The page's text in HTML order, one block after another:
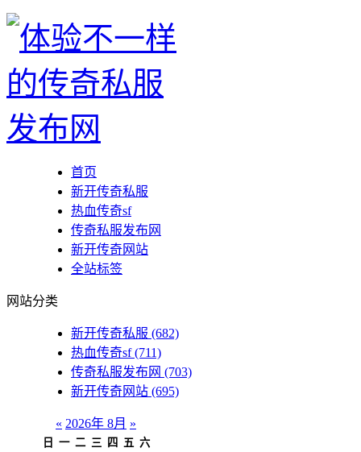
首页
新开传奇私服
热血传奇sf
传奇私服发布网
新开传奇网站
全站标签
网站分类
新开传奇私服 (682)
热血传奇sf(711)
传奇私服发布网 (703)
新开传奇网站 (695)
« 2026年 8月 »
日 一 二 三 四 五 六